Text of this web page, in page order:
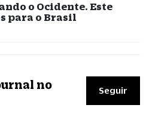
o Ocidente. Este
para o Brasil
no
Seguir